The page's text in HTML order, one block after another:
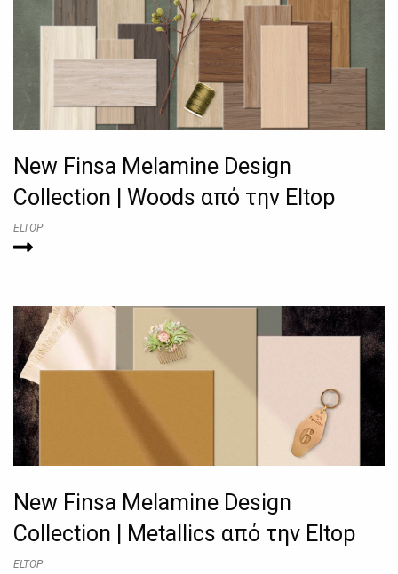
New Finsa Melamine Design
Collection | Woods από την Eltop
ELTOP
New Finsa Melamine Design
Collection | Metallics από την Eltop
ELTOP